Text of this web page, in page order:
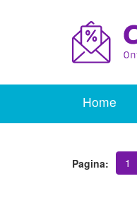
Home
Pagina: 1